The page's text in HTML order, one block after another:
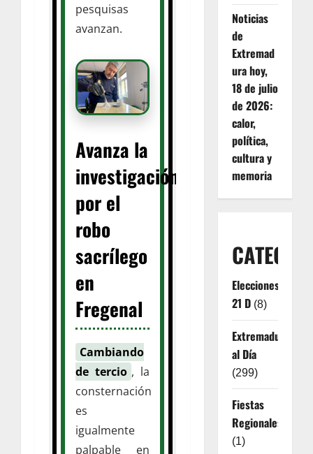
pesquisas
avanzan.
Avanza la
investigación
por el
robo
sacrílego
en
Fregenal
Cambiando
de tercio , la
consternación
es
igualmente
palpable en
Noticias
de
Extremad
ura hoy,
18 de julio
de 2026:
calor,
política,
cultura y
memoria
Elecciones
21 D(8)
Extremadura
al Día
(299)
Fiestas
Regionales
(1)